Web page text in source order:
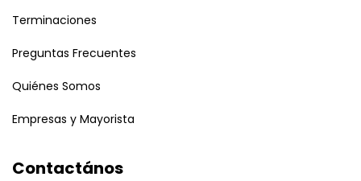
Terminaciones
Preguntas Frecuentes
Quiénes Somos
Empresas y Mayorista
Contactános